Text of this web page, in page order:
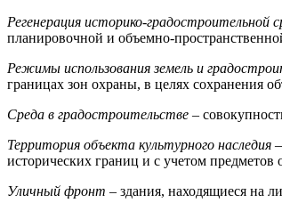
Регенерация историко-градостроительной
планировочной и объемно-
Режимы использования земель и
границах зон охраны, в целях сохранения
Среда в градостроительстве –
Территория объекта культурного наследия
исторических границ и с учетом
Уличный фронт – здания, находящиеся на